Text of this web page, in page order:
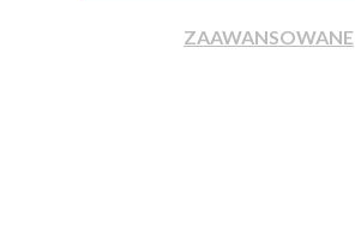
ZAAWANSOWANE